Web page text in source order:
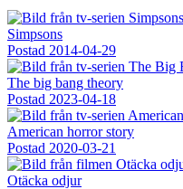
Simpsons
Postad 2014-04-29
The big bang theory
Postad 2023-04-18
American horror story
Postad 2020-03-21
Otäcka odjur